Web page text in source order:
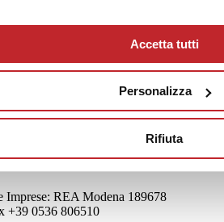
Accetta tutti
Personalizza
Rifiuta
euro - Codice fiscale e P.IVA
Imprese: REA Modena 189678
+39 0536 806510